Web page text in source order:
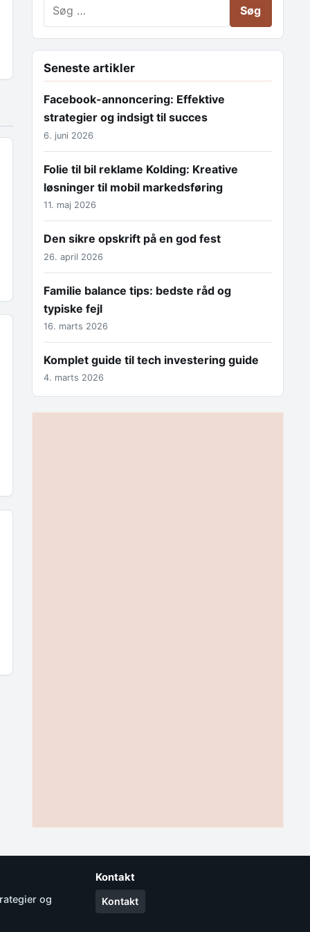
Seneste artikler
Facebook-annoncering: Effektive
strategier og indsigt til succes
6. juni 2026
Folie til bil reklame Kolding: Kreative
løsninger til mobil markedsføring
11. maj 2026
Den sikre opskrift på en god fest
26. april 2026
Familie balance tips: bedste råd og
typiske fejl
16. marts 2026
Komplet guide til tech investering guide
4. marts 2026
og
Kontakt
Kontakt